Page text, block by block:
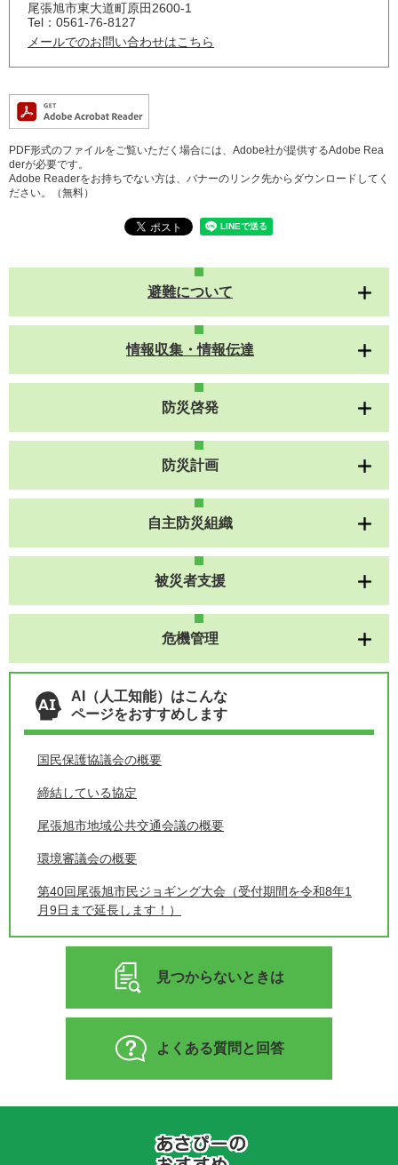
尾張旭市東大道町原田2600-1
Tel：0561-76-8127
メールでのお問い合わせはこちら
PDF形式のファイルをご覧いただく場合には、Adobe社が提供するAdobe Rea
derが必要です。
Adobe Readerをお持ちでない方は、バナーのリンク先からダウンロードしてく
ださい。（無料）
避難について
情報収集・情報伝達
防災啓発
防災計画
自主防災組織
被災者支援
危機管理
AI（人工知能）はこんな
ページをおすすめします
国民保護協議会の概要
締結している協定
尾張旭市地域公共交通会議の概要
環境審議会の概要
第40回尾張旭市民ジョギング大会（受付期間を令和8年1
月9日まで延長します！）
見つからないときは
よくある質問と回答